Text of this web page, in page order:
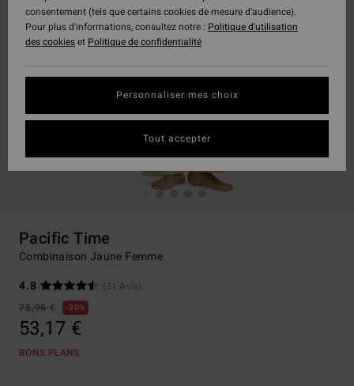
Pacific Time
Combinaison Jaune Femme
4.8
(31 Avis)
75,95 €
30%
53,17 €
BONS PLANS
consentement (tels que certains cookies de mesure d’audience).
Pour plus d'informations, consultez notre : Politique d'utilisation
des cookieset Politique de confidentialité
Personnaliser mes choix
Tout accepter